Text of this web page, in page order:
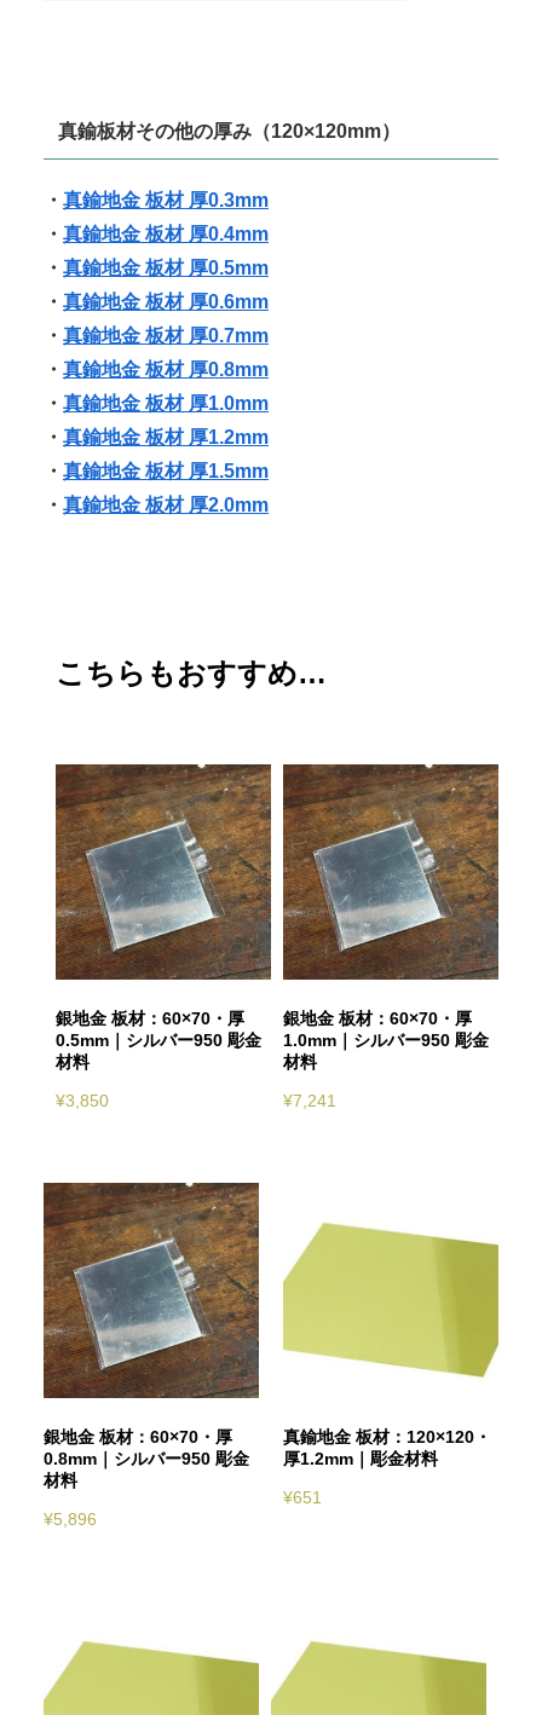
真鍮板材その他の厚み（120×120mm）
・ 真鍮地金 板材 厚0.3mm
・ 真鍮地金 板材 厚0.4mm
・ 真鍮地金 板材 厚0.5mm
・ 真鍮地金 板材 厚0.6mm
・ 真鍮地金 板材 厚0.7mm
・ 真鍮地金 板材 厚0.8mm
・ 真鍮地金 板材 厚1.0mm
・ 真鍮地金 板材 厚1.2mm
・ 真鍮地金 板材 厚1.5mm
・ 真鍮地金 板材 厚2.0mm
こちらもおすすめ…
銀地金 板材：60×70・厚
0.5mm｜シルバー950 彫金
材料
¥3,850
銀地金 板材：60×70・厚
1.0mm｜シルバー950 彫金
材料
¥7,241
銀地金 板材：60×70・厚
0.8mm｜シルバー950 彫金
材料
¥5,896
真鍮地金 板材：120×120・
厚1.2mm｜彫金材料
¥651